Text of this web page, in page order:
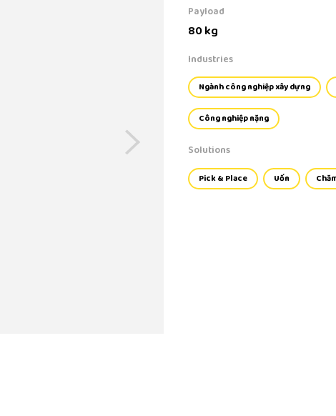
Payload
80 kg
Industries
Ngành công nghiệp xây dựng
Công nghiệp nặng
Solutions
Pick & Place Uốn